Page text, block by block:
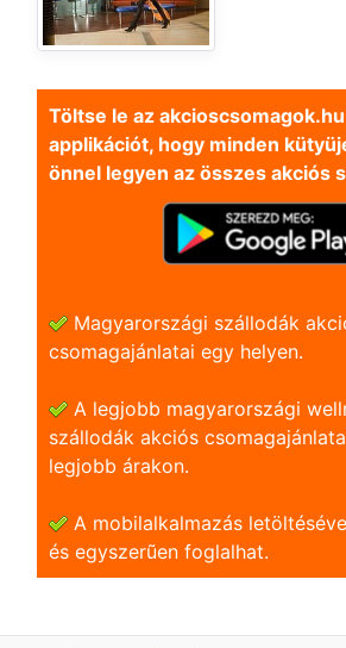
Töltse le az
applikációt, hogy minden
önnel legyen az összes akciós
Magyarországi szállodák
csomagajánlatai egy helyen.
A legjobb magyarországi
szállodák akciós
legjobb árakon.
A mobilalkalmazás
és egyszerũen foglalhat.